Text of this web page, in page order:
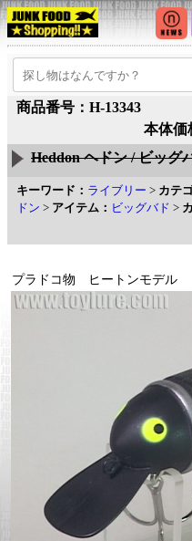
商品番号：H-13343
本体価
Heddon ヘドン / ビッグ
キーワード： ライブリー > カテ
ドン > アイテム： ビッグバド >
プラドコ物 ヒートンモデル